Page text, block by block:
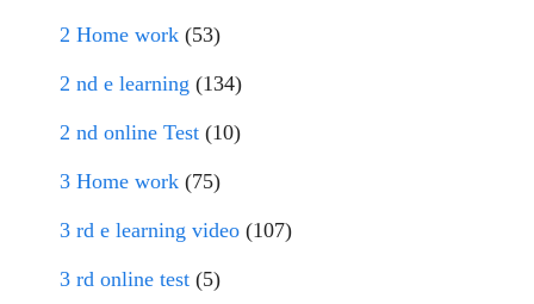
2 Home work (53)
2 nd e learning (134)
2 nd online Test (10)
3 Home work (75)
3 rd e learning video (107)
3 rd online test (5)